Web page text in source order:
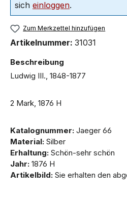
sich einloggen.
Zum Merkzettel hinzufügen
Artikelnummer: 31031
Beschreibung
Ludwig III., 1848-1877
2 Mark, 1876 H
Katalognummer: Jaeger 66
Material: Silber
Erhaltung: Schön-sehr schön
Jahr: 1876 H
Artikelbild: Sie erhalten den